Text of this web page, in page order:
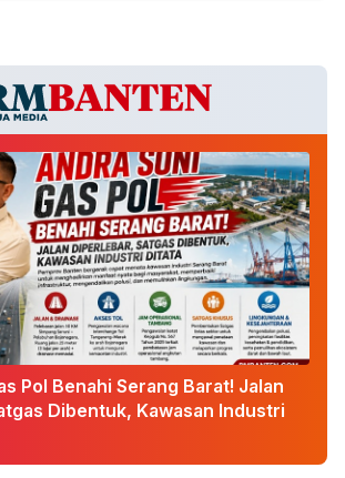
Pol Benahi Serang Barat! Jalan
Dibentuk, Kawasan Industri